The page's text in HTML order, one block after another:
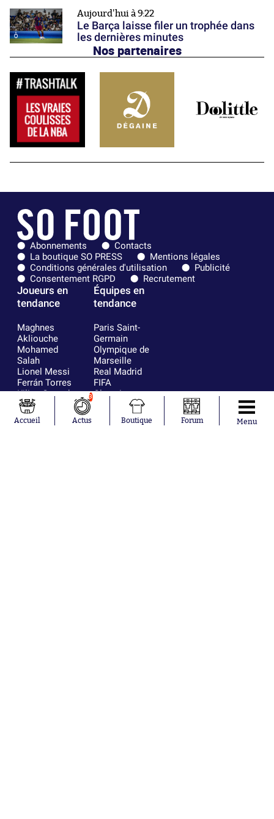
Aujourd'hui à 9:22
Le Barça laisse filer un trophée dans
les dernières minutes
Nos partenaires
Abonnements
Contacts
La boutique SO PRESS
Mentions légales
Conditions générales d'utilisation
Publicité
Consentement RGPD
Recrutement
Joueurs en
tendance
Maghnes
Akliouche
Mohamed
Salah
Lionel Messi
Ferrán Torres
Kilian Corredor
Franco
Mastantuono
Orel Mangala
Équipes en
tendance
Paris Saint-
Germain
Olympique de
Marseille
Real Madrid
FIFA
Olympique
AS Monaco
FC Barcelone
Accueil
3
Actus Boutique Forum Menu